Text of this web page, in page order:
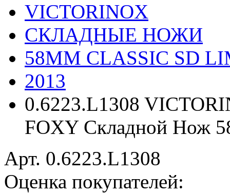
VICTORINOX
СКЛАДНЫЕ НОЖИ
58ММ CLASSIC SD
2013
0.6223.L1308
FOXY Складной Нож
Арт. 0.6223.L1308
Оценка покупателей: